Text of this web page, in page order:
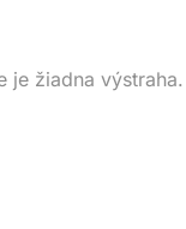
je žiadna výstraha.